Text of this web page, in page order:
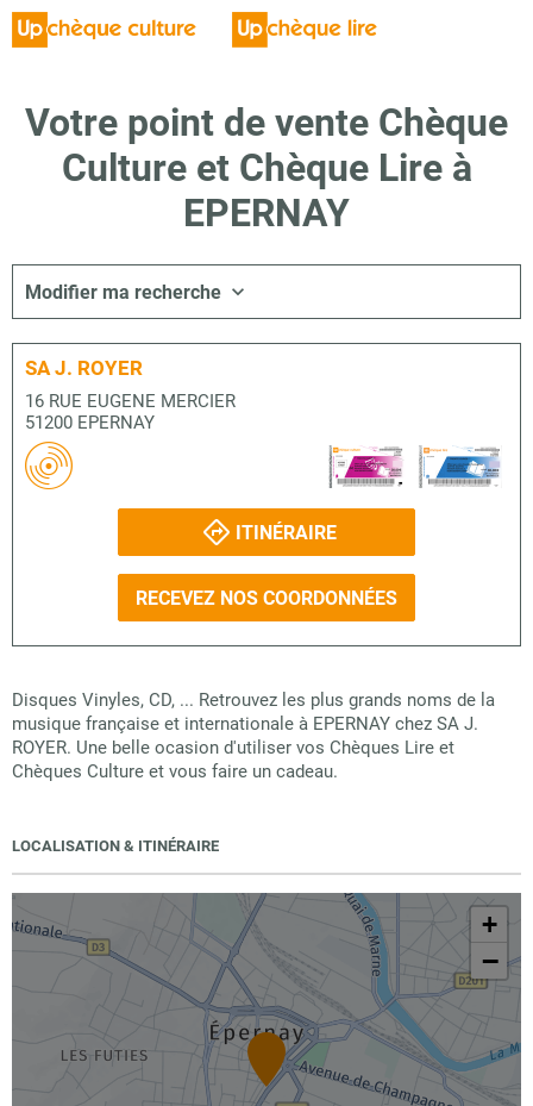
Votre point de vente Chèque
Culture et Chèque Lire à
EPERNAY
Modifier ma recherche
SA J. ROYER
16 RUE EUGENE MERCIER
51200 EPERNAY
ITINÉRAIRE
RECEVEZ NOS COORDONNÉES
Disques Vinyles, CD, ... Retrouvez les plus grands noms de la
musique française et internationale à EPERNAY chez SA J.
ROYER. Une belle ocasion d'utiliser vos Chèques Lire et
Chèques Culture et vous faire un cadeau.
LOCALISATION & ITINÉRAIRE
+
−